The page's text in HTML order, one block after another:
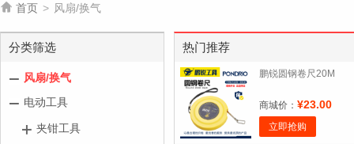
 首页 > 风扇/换气
分类筛选
风扇/换气
电动工具
夹钳工具
热门推荐
鹏锐圆钢卷尺20M
商城价： ¥23.00
立即抢购